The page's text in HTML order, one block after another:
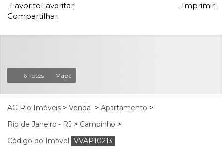
FavoritoFavoritar
Imprimir
Compartilhar:
6 Fotos Mapa
AG Rio Imóveis > Venda > Apartamento >
Rio de Janeiro - RJ > Campinho >
Código do Imóvel VVAP10213